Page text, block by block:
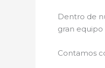
Dentro de
gran equipo
Contamos